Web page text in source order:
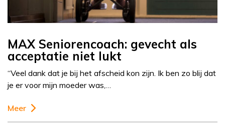
MAX Seniorencoach: gevecht als
acceptatie niet lukt
“Veel dank dat je bij het afscheid kon zijn. Ik ben zo blij dat
je er voor mijn moeder was,…
Meer